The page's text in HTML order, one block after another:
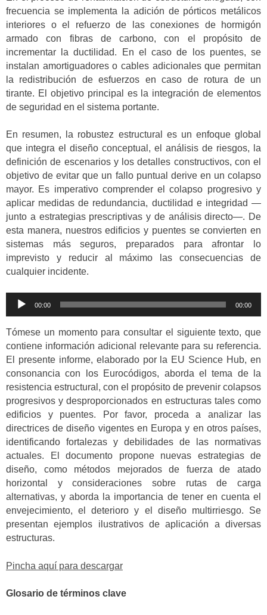
frecuencia se implementa la adición de pórticos metálicos
interiores o el refuerzo de las conexiones de hormigón
armado con fibras de carbono, con el propósito de
incrementar la ductilidad. En el caso de los puentes, se
instalan amortiguadores o cables adicionales que permitan
la redistribución de esfuerzos en caso de rotura de un
tirante. El objetivo principal es la integración de elementos
de seguridad en el sistema portante.
En resumen, la robustez estructural es un enfoque global
que integra el diseño conceptual, el análisis de riesgos, la
definición de escenarios y los detalles constructivos, con el
objetivo de evitar que un fallo puntual derive en un colapso
mayor. Es imperativo comprender el colapso progresivo y
aplicar medidas de redundancia, ductilidad e integridad —
junto a estrategias prescriptivas y de análisis directo—. De
esta manera, nuestros edificios y puentes se convierten en
sistemas más seguros, preparados para afrontar lo
imprevisto y reducir al máximo las consecuencias de
cualquier incidente.
Reproductor
audio
00:00 00:00
Tómese un momento para consultar el siguiente texto, que
contiene información adicional relevante para su referencia.
El presente informe, elaborado por la EU Science Hub, en
consonancia con los Eurocódigos, aborda el tema de la
resistencia estructural, con el propósito de prevenir colapsos
progresivos y desproporcionados en estructuras tales como
edificios y puentes. Por favor, proceda a analizar las
directrices de diseño vigentes en Europa y en otros países,
identificando fortalezas y debilidades de las normativas
actuales. El documento propone nuevas estrategias de
diseño, como métodos mejorados de fuerza de atado
horizontal y consideraciones sobre rutas de carga
alternativas, y aborda la importancia de tener en cuenta el
envejecimiento, el deterioro y el diseño multirriesgo. Se
presentan ejemplos ilustrativos de aplicación a diversas
estructuras.
Pincha aquí para descargar
Glosario de términos clave